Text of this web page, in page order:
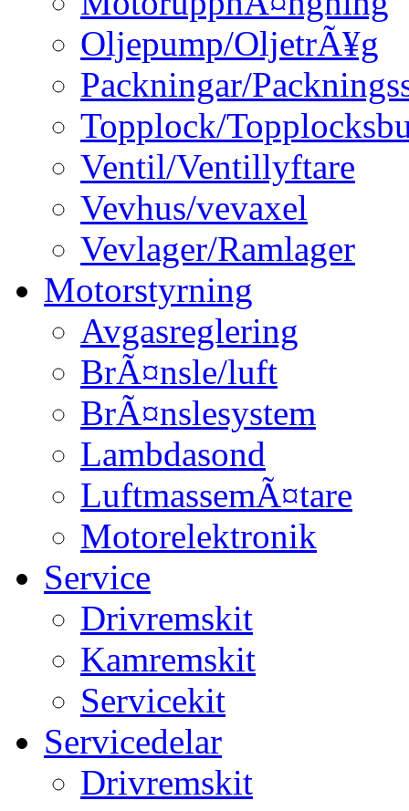
Oljepump/OljetrÃ¥g
Packningar/
Topplock/
Ventil/Ventillyftare
Vevhus/vevaxel
Vevlager/Ramlager
Motorstyrning
Avgasreglering
BrÃ¤nsle/luft
BrÃ¤nslesystem
Lambdasond
LuftmassemÃ¤tare
Motorelektronik
Service
Drivremskit
Kamremskit
Servicekit
Servicedelar
Drivremskit